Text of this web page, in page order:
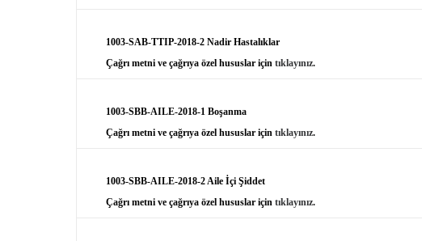
1003-SAB-TTIP-2018-2 Nadir Hastalıklar
Çağrı metni ve çağrıya özel hususlar içintıklayınız.
1003-SBB-AILE-2018-1 Boşanma
Çağrı metni ve çağrıya özel hususlar içintıklayınız.
1003-SBB-AILE-2018-2 Aile İçi Şiddet
Çağrı metni ve çağrıya özel hususlar içintıklayınız.